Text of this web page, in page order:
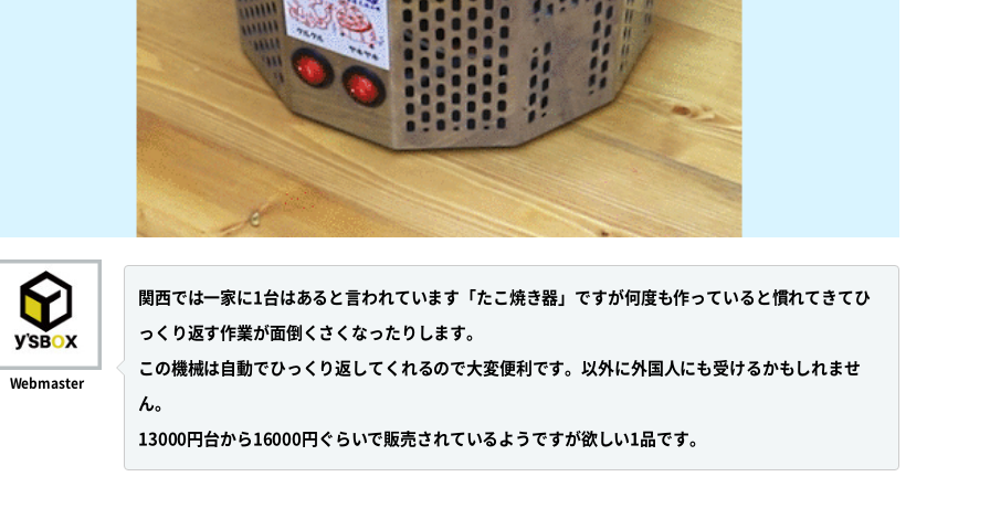
Webmaster
関西では一家に1台はあると言われています「たこ焼き器」ですが何度も作っていると慣れてきてひ
っくり返す作業が面倒くさくなったりします。
この機械は自動でひっくり返してくれるので大変便利です。以外に外国人にも受けるかもしれませ
ん。
13000円台から16000円ぐらいで販売されているようですが欲しい1品です。